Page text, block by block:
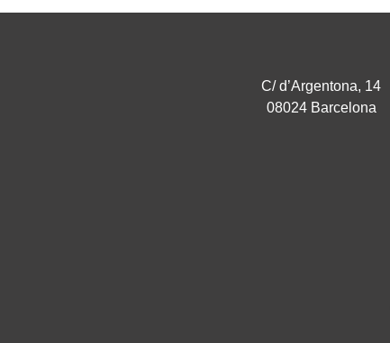
C/ d’Argentona, 14
08024 Barcelona